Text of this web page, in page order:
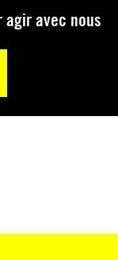
agir avec nous